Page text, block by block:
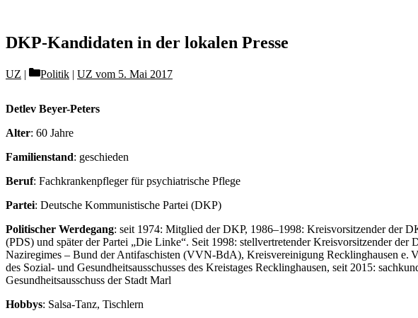
DKP-Kandidaten in der lokalen Presse
UZ Categories
Politik | UZ vom 5. Mai 2017
Detlev Beyer-Peters
Alter: 60 Jahre
Familienstand: geschieden
Beruf: Fachkrankenpfleger für psychiatrische Pflege
Partei: Deutsche Kommunistische Partei (DKP)
Politischer Werdegang: seit 1974: Mitglied der DKP, 1986–1998: Kreisvorsitzender der
(PDS) und später der Partei „Die Linke“. Seit 1998: stellvertretender Kreisvorsitzender der
Naziregimes – Bund der Antifaschisten (VVN-BdA), Kreisvereinigung Recklinghausen e.
des Sozial- und Gesundheitsausschusses des Kreistages Recklinghausen, seit 2015:
Gesundheitsausschuss der Stadt Marl
Hobbys: Salsa-Tanz, Tischlern